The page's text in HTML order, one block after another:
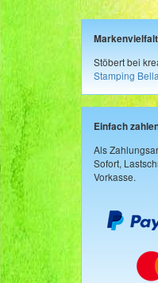
Stöbert bei
Stamping Bella
Einfach
Als
Sofort,
Vorkasse.